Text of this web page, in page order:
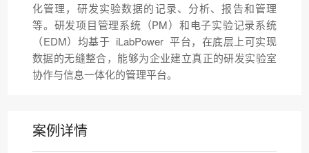
化管理，研发实验数据的记录、分析、报告和管理
等。研发项目管理系统（PM）和电子实验记录系统
（EDM）均基于 iLabPower 平台，在底层上可实现
数据的无缝整合，能够为企业建立真正的研发实验室
协作与信息一体化的管理平台。
案例详情